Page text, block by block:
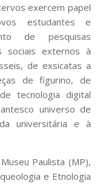
exercem papel
estudantes e
de pesquisas
sociais externos à
de exsicatas a
de figurino, de
tecnologia digital
universo de
universitária e à
Paulista (MP),
e Etnologia